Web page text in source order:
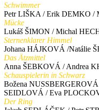
Schwimmer
Petr LIŠKA / Erik DEMKO /
Mücke
Lukáš ŠIMON / Michal
Sternenklarer Himmel
Johana HÁJKOVÁ /Natálie
Das Ätzmittel
Anna ŠEBKOVÁ / Andrea
Schauspielerin in Schwarz
Božena
SEIDLOVÁ / Eva
Der Ring